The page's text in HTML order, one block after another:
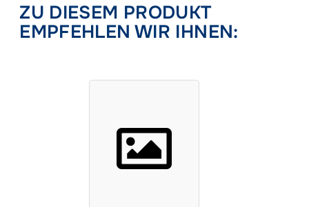
ZU DIESEM PRODUKT
EMPFEHLEN WIR IHNEN: